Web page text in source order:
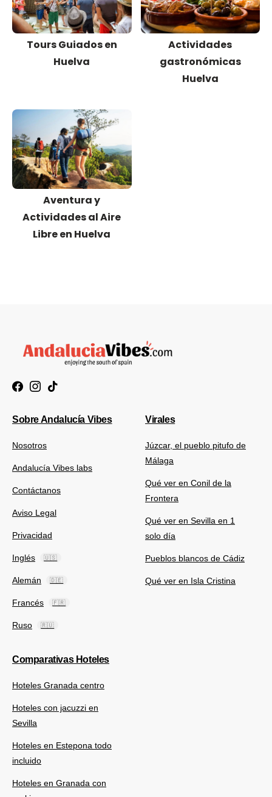
Tours Guiados en
Huelva
Actividades
gastronómicas
Huelva
Aventura y
Actividades al Aire
Libre en Huelva
Sobre Andalucía Vibes
Nosotros
Andalucía Vibes labs
Contáctanos
Aviso Legal
Privacidad
Inglés 🇺🇸
Alemán 🇩🇪
Francés 🇫🇷
Ruso 🇷🇺
Virales
Júzcar, el pueblo pitufo de
Málaga
Qué ver en Conil de la
Frontera
Qué ver en Sevilla en 1
solo día
Pueblos blancos de Cádiz
Qué ver en Isla Cristina
Comparativas Hoteles
Hoteles Granada centro
Hoteles con jacuzzi en
Sevilla
Hoteles en Estepona todo
incluido
Hoteles en Granada con